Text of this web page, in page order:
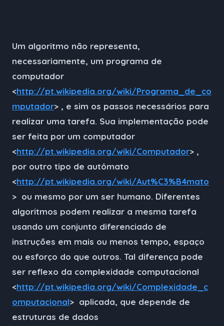
Um algoritmo não representa,
necessariamente, um programa de
computador
<http://pt.wikipedia.org/wiki/Programa_de_co
mputador> , e sim os passos necessários para
realizar uma tarefa. Sua implementação pode
ser feita por um computador
<http://pt.wikipedia.org/wiki/Computador> ,
por outro tipo de autômato
<http://pt.wikipedia.org/wiki/Aut%C3%B4mato
> ou mesmo por um ser humano. Diferentes
algoritmos podem realizar a mesma tarefa
usando um conjunto diferenciado de
instruções em mais ou menos tempo, espaço
ou esforço do que outros. Tal diferença pode
ser reflexo da complexidade computacional
<http://pt.wikipedia.org/wiki/Complexidade_c
omputacional> aplicada, que depende de
estruturas de dados